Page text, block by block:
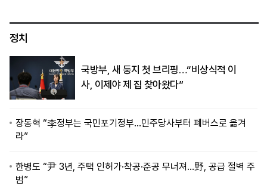
정치
국방부, 새 둥지 첫 브리핑…“비상식적 이
사, 이제야 제 집 찾아왔다”
장동혁 “李정부는 국민포기정부…민주당사부터 폐버스로 옮겨
라”
한병도 “尹 3년, 주택 인허가·착공·준공 무너져…野, 공급 절벽 주
범”